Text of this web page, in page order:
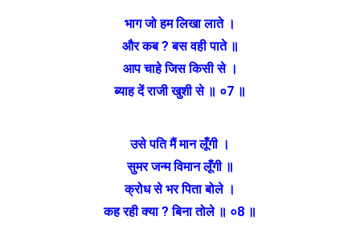
भाग जो हम लिखा लाते ।
और कब ? बस वही पाते ॥
आप चाहे जिस किसी से ।
ब्याह दें राजी खुशी से ॥ ०7 ॥
उसे पति मैं मान लूँगी ।
सुमर जन्म विमान लूँगी ॥
क्रोध से भर पिता बोले ।
कह रही क्या ? बिना तोले ॥ ०8 ॥